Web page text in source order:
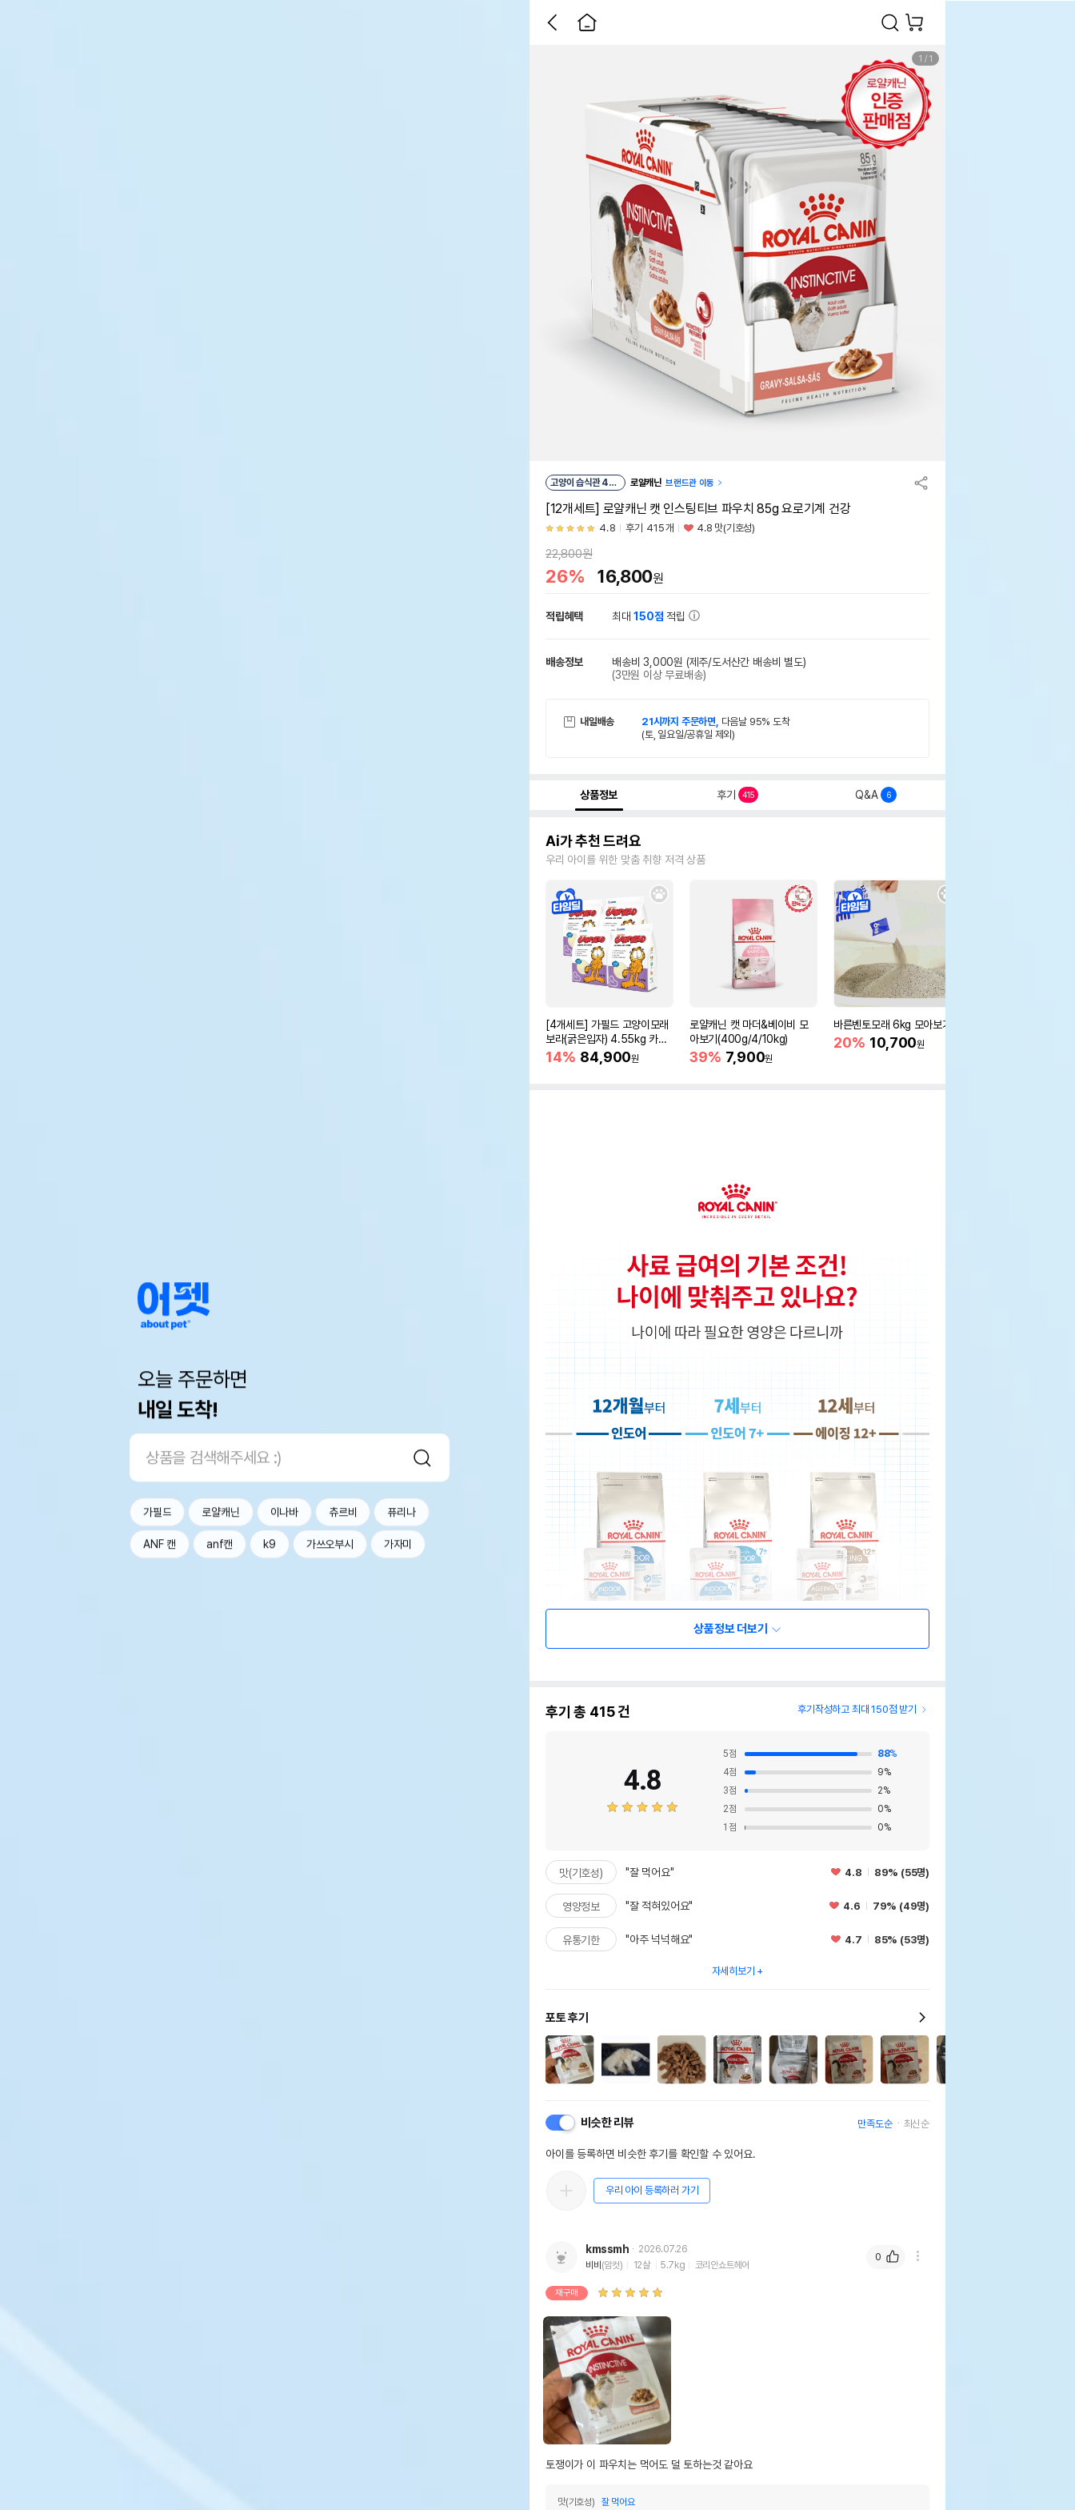
오늘 주문하면
내일 도착!
가필드 로얄캐닌 이나바 츄르비 퓨리나
ANF 캔 anf캔 k9 가쓰오부시 가자미
1 / 1
고양이 습식관 41
로얄캐닌 브랜드관 이동
[12개세트] 로얄캐닌 캣 인스팅티브 파우치 85g 요로기계 건강
4.8 후기 415개 4.8 맛(기호성)
22,800원
26% 16,800원
적립혜택 최대150점 적립
배송정보 배송비 3,000원 (제주/도서산간 배송비 별도)
(3만원 이상 무료배송)
내일배송 21시까지 주문하면, 다음날 95% 도착
(토, 일요일/공휴일 제외)
상품정보 후기 415 Q&A 6
Ai가 추천 드려요
우리 아이를 위한 맞춤 취향 저격 상품
[4개세트] 가필드 고양이모래
보라(굵은입자) 4.55kg 카사
바모래
14% 84,900원
로얄캐닌 캣 마더&베이비 모
아보기(400g/4/10kg)
39% 7,900원
바른벤토모래 6kg 모아보기
20% 10,700원
상품정보 더보기
후기 총 415건 후기작성하고 최대 150점 받기
4.8
5점 88%
4점 9%
3점 2%
2점 0%
1 점 0%
맛(기호성) "잘 먹어요" 4.8 89% (55명)
영양정보 "잘 적혀있어요" 4.6 79% (49명)
유통기한 "아주 넉넉해요" 4.7 85% (53명)
자세히보기
포토 후기
비슷한 리뷰 만족도순 최신순
아이를 등록하면 비슷한 후기를 확인할 수 있어요.
우리 아이 등록하러 가기
kmssmh
2026.07.26
비비(암컷) 12살 5.7kg 코리안쇼트헤어
재구매
토쟁이가 이 파우치는 먹어도 덜 토하는것 같아요
맛(기호성) 잘 먹어요
0